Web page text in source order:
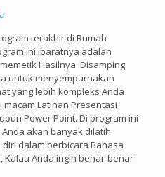
terakhir di Rumah
ini ibaratnya adalah
Hasilnya. Disamping
untuk menyempurnakan
yang lebih kompleks Anda
Latihan Presentasi
Power Point. Di program ini
akan banyak dilatih
dalam berbicara Bahasa
Kalau Anda ingin benar-benar